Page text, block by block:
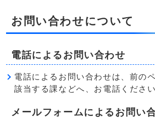
お問い合わせについて
電話によるお問い合わせ
電話によるお問い合わせは、前の
該当する課などへ、お電話ください
メールフォームによるお問い